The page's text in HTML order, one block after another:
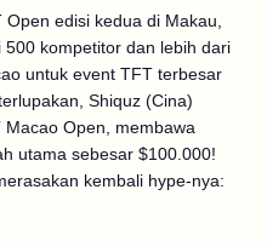
edisi kedua di Makau,
kompetitor dan lebih dari
untuk event TFT terbesar
Shiquz (Cina)
Open, membawa
utama sebesar $100.000!
kembali hype-nya: